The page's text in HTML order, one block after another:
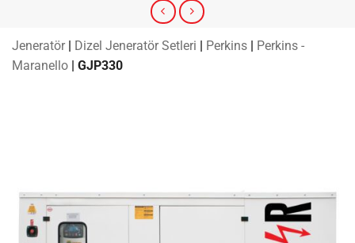
Jeneratör | Dizel Jeneratör Setleri | Perkins | Perkins -
Maranello | GJP330